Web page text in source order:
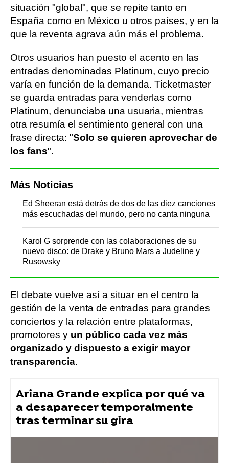
situación "global", que se repite tanto en
España como en México u otros países, y en la
que la reventa agrava aún más el problema.
Otros usuarios han puesto el acento en las
entradas denominadas Platinum, cuyo precio
varía en función de la demanda. Ticketmaster
se guarda entradas para venderlas como
Platinum, denunciaba una usuaria, mientras
otra resumía el sentimiento general con una
frase directa: "Solo se quieren aprovechar de
los fans".
Más Noticias
Ed Sheeran está detrás de dos de las diez canciones
más escuchadas del mundo, pero no canta ninguna
Karol G sorprende con las colaboraciones de su
nuevo disco: de Drake y Bruno Mars a Judeline y
Rusowsky
El debate vuelve así a situar en el centro la
gestión de la venta de entradas para grandes
conciertos y la relación entre plataformas,
promotores y un público cada vez más
organizado y dispuesto a exigir mayor
transparencia.
Ariana Grande explica por qué va
a desaparecer temporalmente
tras terminar su gira